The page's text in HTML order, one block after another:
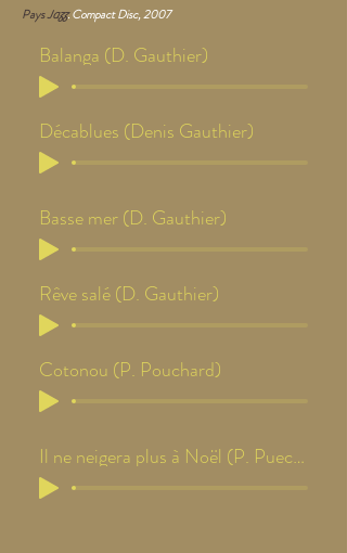
PaysJazz. Compact Disc, 2007
Balanga (D. Gauthier)
Décablues (Denis Gauthier)
Basse mer (D. Gauthier)
Rêve salé (D. Gauthier)
Cotonou (P. Pouchard)
Il ne neigera plus à Noël (P. Puech)